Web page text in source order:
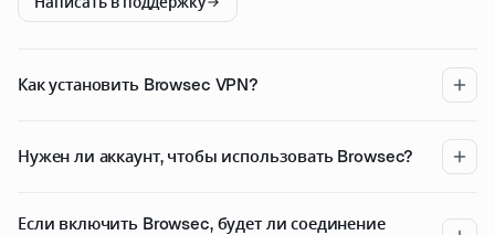
Как установить Browsec VPN?
Нужен ли аккаунт, чтобы использовать Browsec?
Если включить Browsec, будет ли соединение